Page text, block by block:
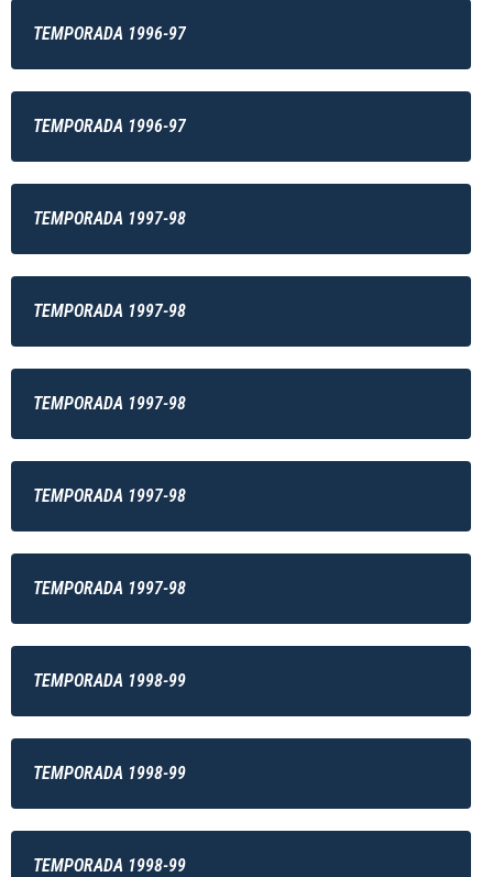
TEMPORADA 1996-97
TEMPORADA 1996-97
TEMPORADA 1997-98
TEMPORADA 1997-98
TEMPORADA 1997-98
TEMPORADA 1997-98
TEMPORADA 1997-98
TEMPORADA 1998-99
TEMPORADA 1998-99
TEMPORADA 1998-99